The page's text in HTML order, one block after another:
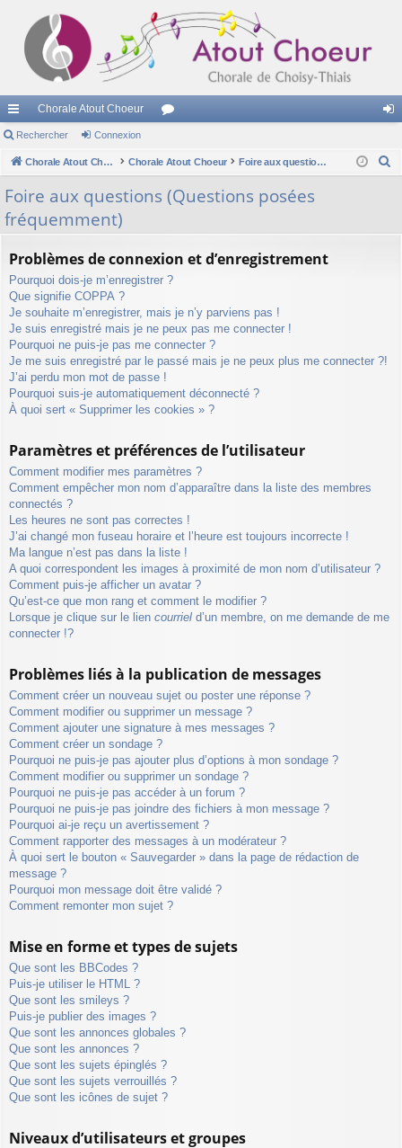
cc
ès
ra
pi
Chorale Atout Choeur
u
m
ne
Rechercher Connexion
Chorale Atout Choeur Chorale Atout Choeur Foire aux questions (Questions posées fréquemment)
Foire aux questions (Questions posées
fréquemment)
Problèmes de connexion et d’enregistrement
Pourquoi dois-je m’enregistrer ?
Que signifie COPPA ?
Je souhaite m’enregistrer, mais je n’y parviens pas !
Je suis enregistré mais je ne peux pas me connecter !
Pourquoi ne puis-je pas me connecter ?
Je me suis enregistré par le passé mais je ne peux plus me connecter ?!
J’ai perdu mon mot de passe !
Pourquoi suis-je automatiquement déconnecté ?
À quoi sert « Supprimer les cookies » ?
Paramètres et préférences de l’utilisateur
Comment modifier mes paramètres ?
Comment empêcher mon nom d’apparaître dans la liste des membres
connectés ?
Les heures ne sont pas correctes !
J’ai changé mon fuseau horaire et l’heure est toujours incorrecte !
Ma langue n’est pas dans la liste !
A quoi correspondent les images à proximité de mon nom d’utilisateur ?
Comment puis-je afficher un avatar ?
Qu’est-ce que mon rang et comment le modifier ?
Lorsque je clique sur le lien courriel d’un membre, on me demande de me
connecter !?
Problèmes liés à la publication de messages
Comment créer un nouveau sujet ou poster une réponse ?
Comment modifier ou supprimer un message ?
Comment ajouter une signature à mes messages ?
Comment créer un sondage ?
Pourquoi ne puis-je pas ajouter plus d’options à mon sondage ?
Comment modifier ou supprimer un sondage ?
Pourquoi ne puis-je pas accéder à un forum ?
Pourquoi ne puis-je pas joindre des fichiers à mon message ?
Pourquoi ai-je reçu un avertissement ?
Comment rapporter des messages à un modérateur ?
À quoi sert le bouton « Sauvegarder » dans la page de rédaction de
message ?
Pourquoi mon message doit être validé ?
Comment remonter mon sujet ?
Mise en forme et types de sujets
Que sont les BBCodes ?
Puis-je utiliser le HTML ?
Que sont les smileys ?
Puis-je publier des images ?
Que sont les annonces globales ?
Que sont les annonces ?
Que sont les sujets épinglés ?
Que sont les sujets verrouillés ?
Que sont les icônes de sujet ?
Niveaux d’utilisateurs et groupes